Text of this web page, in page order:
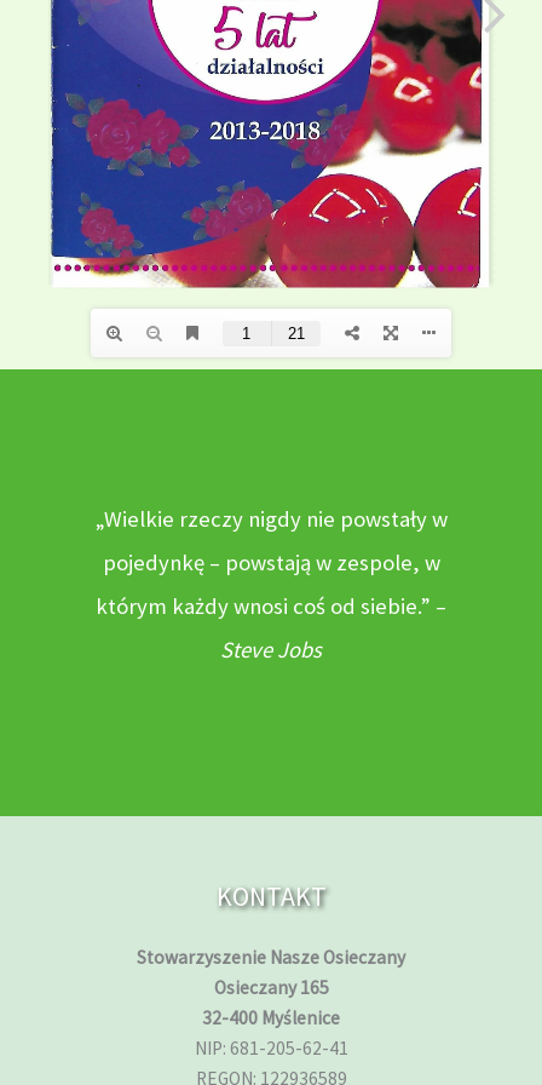
„Wielkie rzeczy nigdy nie powstały w
pojedynkę – powstają w zespole, w
którym każdy wnosi coś od siebie.” –
Steve Jobs
KONTAKT
Stowarzyszenie Nasze Osieczany
Osieczany 165
32-400 Myślenice
NIP: 681-205-62-41
REGON: 122936589